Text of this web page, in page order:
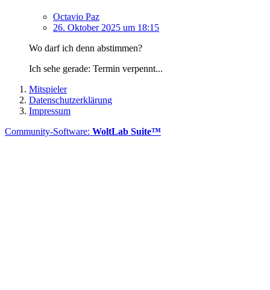
Octavio Paz
26. Oktober 2025 um 18:15
Wo darf ich denn abstimmen?
Ich sehe gerade: Termin verpennt...
Mitspieler
Datenschutzerklärung
Impressum
Community-Software: WoltLab Suite™